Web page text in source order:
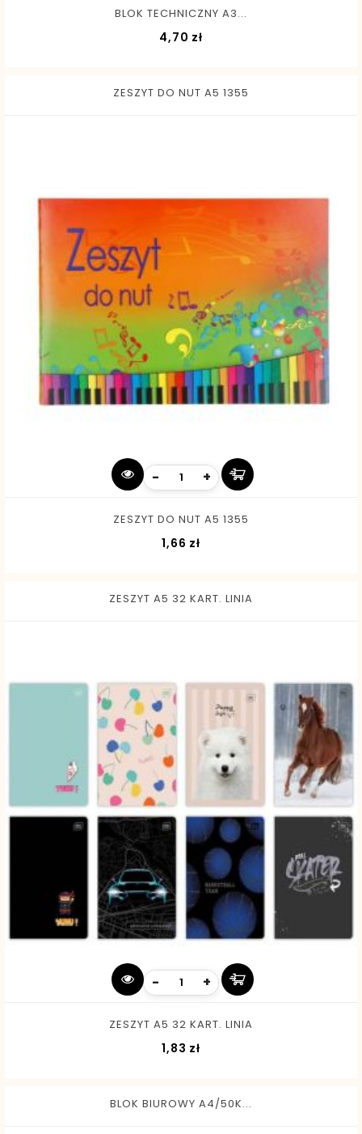
BLOK TECHNICZNY A3...
4,70 zł
ZESZYT DO NUT A5 1355
- +
ZESZYT DO NUT A5 1355
1,66 zł
ZESZYT A5 32 KART. LINIA
- +
ZESZYT A5 32 KART. LINIA
1,83 zł
BLOK BIUROWY A4/50K...